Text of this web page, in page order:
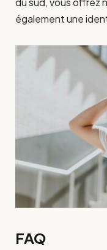
également une
FAQ